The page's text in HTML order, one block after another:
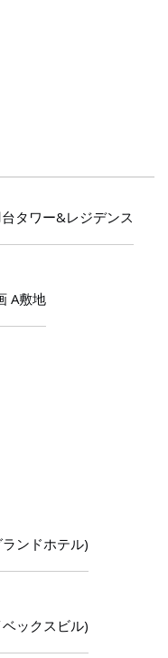
タワー&レジデンス
A敷地
ンドホテル)
ックスビル)